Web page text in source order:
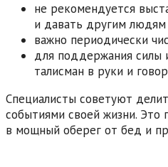
не рекомендуется
и давать другим
важно периодически
для поддержания силы
талисман в руки и
Специалисты советуют
событиями своей жизни. Это
в мощный оберег от бед и